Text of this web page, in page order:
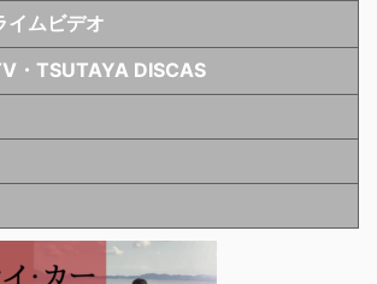
ムビデオ
・TSUTAYA DISCAS